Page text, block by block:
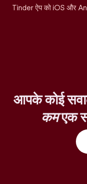
Tinder ऐप को iOS और
आपके कोई
कमएक